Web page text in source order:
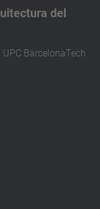
del
BarcelonaTech